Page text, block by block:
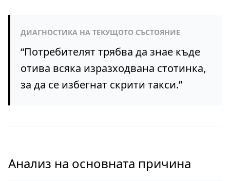
ДИАГНОСТИКА НА ТЕКУЩОТО СЪСТОЯНИЕ
“Потребителят трябва да знае къде
отива всяка изразходвана стотинка,
за да се избегнат скрити такси.”
Анализ на основната причина